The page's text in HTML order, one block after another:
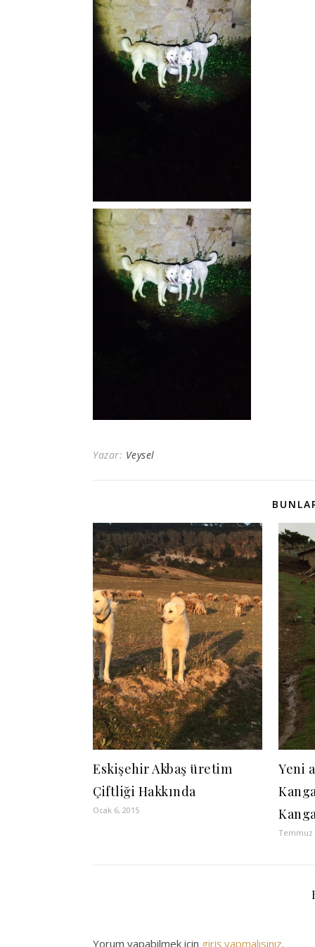
Yazar: Veysel
Eskişehir Akbaş üretim
Çiftliği Hakkında
Ocak 6, 2015
Yeni
Temmuz
Yorum yapabilmek için giriş yapmalısınız.